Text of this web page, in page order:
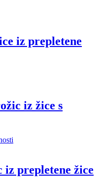
iz prepletene
iz žice s
različic.
prepletene žice